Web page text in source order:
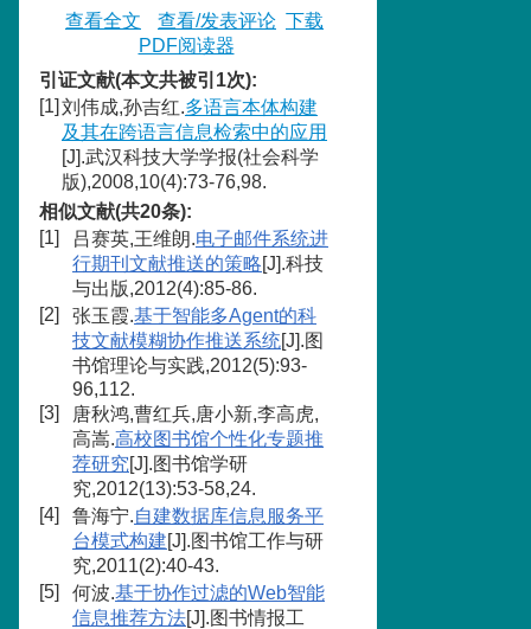
查看全文
查看/发表评论 下载
PDF阅读器
引证文献(本文共被引1次):
[1] 刘伟成,孙吉红.多语言本体构建
及其在跨语言信息检索中的应用
[J].武汉科技大学学报(社会科学
版),2008,10(4):73-76,98.
相似文献(共20条):
[1]
吕赛英,王维朗.电子邮件系统进
行期刊文献推送的策略[J].科技
与出版,2012(4):85-86.
[2]
张玉霞.基于智能多Agent的科
技文献模糊协作推送系统[J].图
书馆理论与实践,2012(5):93-
96,112.
[3]
唐秋鸿,曹红兵,唐小新,李高虎,
高嵩.高校图书馆个性化专题推
荐研究[J].图书馆学研
究,2012(13):53-58,24.
[4]
鲁海宁.自建数据库信息服务平
台模式构建[J].图书馆工作与研
究,2011(2):40-43.
[5]
何波.基于协作过滤的Web智能
信息推荐方法[J].图书情报工